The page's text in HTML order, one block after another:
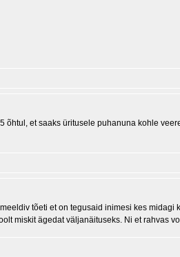
õhtul, et saaks üritusele puhanuna kohle
tõeti et on tegusaid inimesi kes
miskit ägedat väljanäituseks. Ni et rahvas